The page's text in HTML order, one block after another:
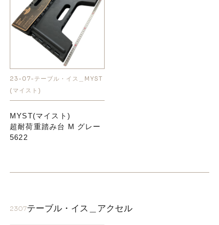
マルキン印
お知らせ
採用情報
23-07-テーブル・イス＿MYST
(マイスト)
MYST(マイスト)
超耐荷重踏み台 M グレー
5622
2307テーブル・イス＿アクセル